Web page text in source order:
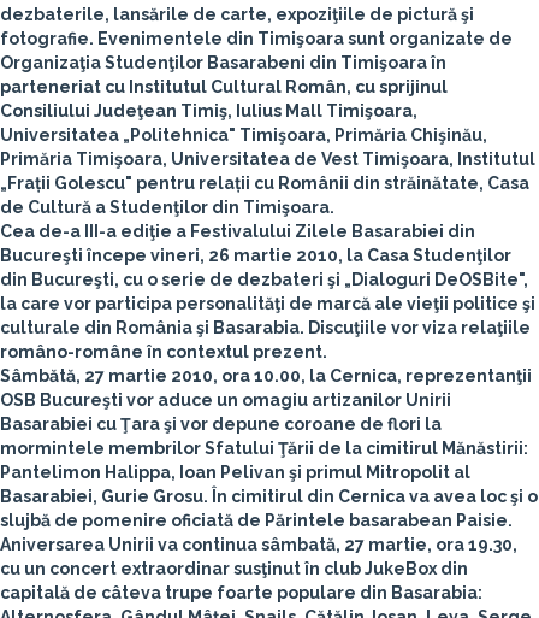
dezbaterile, lansările de carte, expoziţiile de pictură şi
fotografie. Evenimentele din Timişoara sunt organizate de
Organizaţia Studenţilor Basarabeni din Timişoara în
parteneriat cu Institutul Cultural Român, cu sprijinul
Consiliului Judeţean Timiş, Iulius Mall Timişoara,
Universitatea „Politehnica" Timişoara, Primăria Chişinău,
Primăria Timişoara, Universitatea de Vest Timişoara, Institutul
„Frații Golescu" pentru relații cu Românii din străinătate, Casa
de Cultură a Studenţilor din Timişoara.
Cea de-a III-a ediţie a Festivalului Zilele Basarabiei din
Bucureşti începe vineri, 26 martie 2010, la Casa Studenţilor
din Bucureşti, cu o serie de dezbateri şi „Dialoguri DeOSBite",
la care vor participa personalităţi de marcă ale vieţii politice şi
culturale din România şi Basarabia. Discuţiile vor viza relaţiile
româno-române în contextul prezent.
Sâmbătă, 27 martie 2010, ora 10.00, la Cernica, reprezentanţii
OSB Bucureşti vor aduce un omagiu artizanilor Unirii
Basarabiei cu Ţara şi vor depune coroane de flori la
mormintele membrilor Sfatului Ţării de la cimitirul Mănăstirii:
Pantelimon Halippa, Ioan Pelivan şi primul Mitropolit al
Basarabiei, Gurie Grosu. În cimitirul din Cernica va avea loc şi o
slujbă de pomenire oficiată de Părintele basarabean Paisie.
Aniversarea Unirii va continua sâmbată, 27 martie, ora 19.30,
cu un concert extraordinar susţinut în club JukeBox din
capitală de câteva trupe foarte populare din Basarabia: